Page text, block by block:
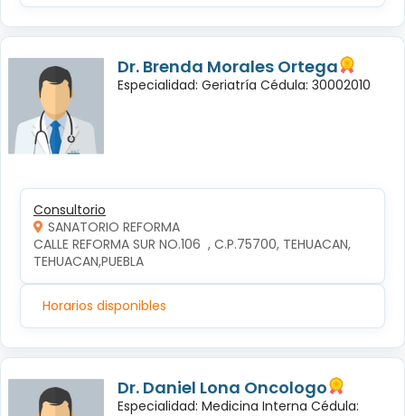
Dr. Brenda Morales Ortega
Especialidad: Geriatría Cédula: 30002010
Consultorio
SANATORIO REFORMA
CALLE REFORMA SUR NO.106  , C.P.75700, TEHUACAN,
TEHUACAN,PUEBLA
Horarios disponibles
Dr. Daniel Lona Oncologo
Especialidad: Medicina Interna Cédula: